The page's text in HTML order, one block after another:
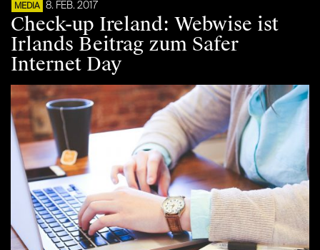
MEDIA 8. FEB. 2017
Check-up Ireland: Webwise ist
Irlands Beitrag zum Safer
Internet Day